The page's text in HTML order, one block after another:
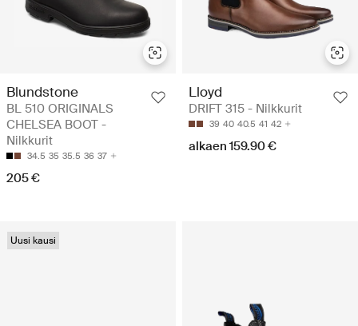
Blundstone
BL 510 ORIGINALS
CHELSEA BOOT -
Nilkkurit
34.5 35 35.5 36 37
205 €
Lloyd
DRIFT 315 - Nilkkurit
39 40 40.5 41 42
alkaen 159.90 €
Uusi kausi